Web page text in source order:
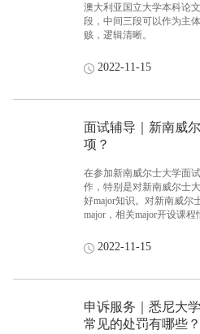
澳大利亚国立大学本科论
段，中间三段可以作为主
赅，逻辑清晰。
2022-11-15
面试辅导｜新南威
项？
在参加新南威尔士大学面
作，特别是对新南威尔士
好major知识。对新南威尔
major，相关major开设课
No!当然在进入新南威尔士
工作，就是提升自身英语
学习。在面试之前应该要
2022-11-15
申诉服务｜悉尼大
常见的处罚有哪些？